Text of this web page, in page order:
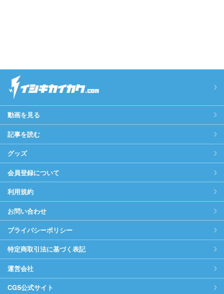
動画を見る
記事を読む
グッズ
会員登録について
利用規約
お問い合わせ
プライバシーポリシー
特定商取引法に基づく表記
運営会社
CGS公式サイト